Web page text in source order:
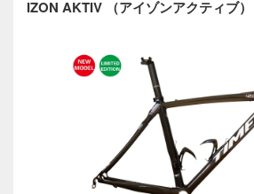
IZON AKTIV （アイゾンアクティブ）